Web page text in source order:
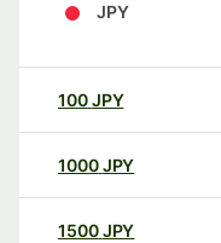
JPY
100JPY
1000JPY
1500JPY